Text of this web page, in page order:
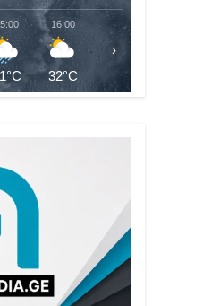
16:00
32°C
17:00
32°C
›